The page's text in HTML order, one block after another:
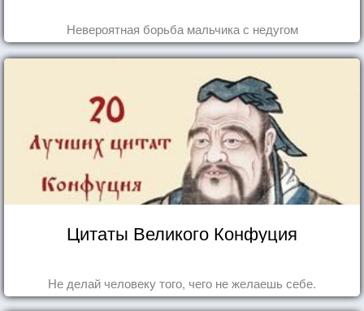
Невероятная борьба мальчика с недугом
Цитаты Великого Конфуция
Не делай человеку того, чего не желаешь себе.